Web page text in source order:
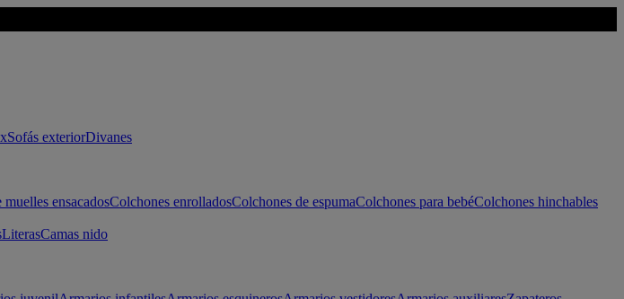
Sofás exteriorDivanes
ensacadosColchones enrolladosColchones de espumaColchones para bebéColchones hinchables
LiterasCamas nido